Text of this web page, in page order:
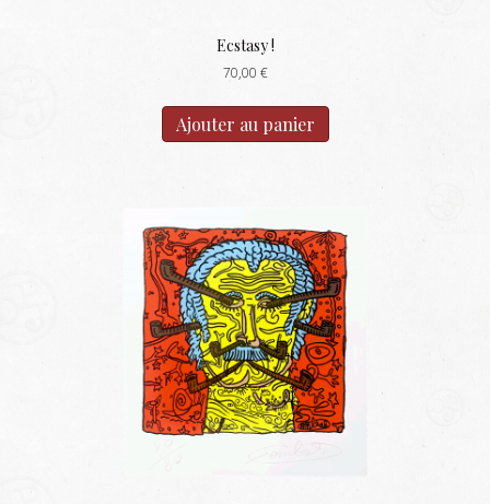
Ecstasy !
70,00 €
Ajouter au panier